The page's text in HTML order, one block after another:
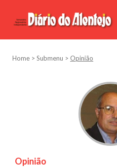
Home > Submenu > Opinião
Opinião